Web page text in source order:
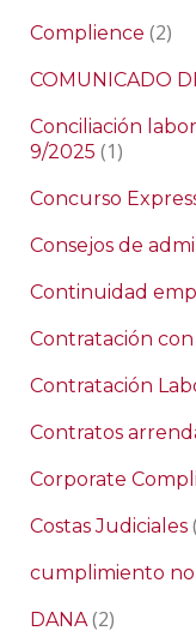
Complience (2)
COMUNICADO
Conciliación
9/2025 (1)
Concurso
Consejos de
Continuidad
Contratación
Contratación
Contratos
Corporate
Costas Judiciales
cumplimiento
DANA(2)